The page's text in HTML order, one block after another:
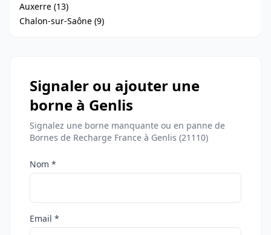
Auxerre (13)
Chalon-sur-Saône (9)
Signaler ou ajouter une
borne à Genlis
Signalez une borne manquante ou en panne de
Bornes de Recharge France à Genlis (21110)
Nom *
Email *